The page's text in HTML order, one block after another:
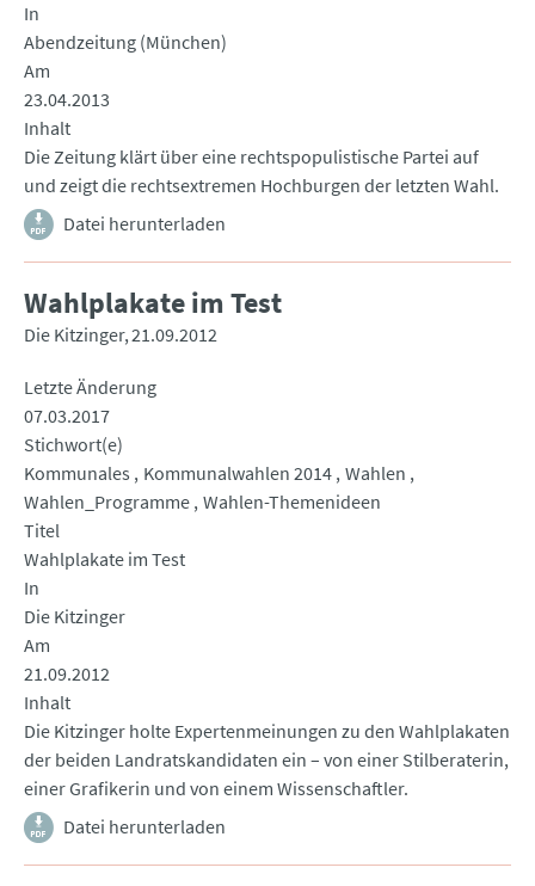
In
Abendzeitung (München)
Am
23.04.2013
Inhalt
Die Zeitung klärt über eine rechtspopulistische Partei auf
und zeigt die rechtsextremen Hochburgen der letzten Wahl.
Datei herunterladen
Wahlplakate im Test
Die Kitzinger 21.09.2012
Letzte Änderung
07.03.2017
Stichwort(e)
Kommunales
Kommunalwahlen 2014 Wahlen
Wahlen_Programme Wahlen-Themenideen
Titel
Wahlplakate im Test
In
Die Kitzinger
Am
21.09.2012
Inhalt
Die Kitzinger holte Expertenmeinungen zu den Wahlplakaten
der beiden Landratskandidaten ein – von einer Stilberaterin,
einer Grafikerin und von einem Wissenschaftler.
Datei herunterladen